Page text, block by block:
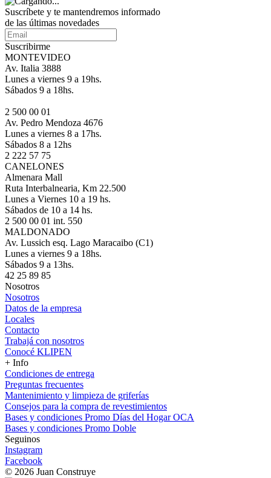
Suscríbete y te mantendremos informado
de las últimas novedades
Suscribirme
MONTEVIDEO
Av. Italia 3888
Lunes a viernes 9 a 19hs.
Sábados 9 a 18hs.
2 500 00 01
Av. Pedro Mendoza 4676
Lunes a viernes 8 a 17hs.
Sábados 8 a 12hs
2 222 57 75
CANELONES
Almenara Mall
Ruta Interbalnearia, Km 22.500
Lunes a Viernes 10 a 19 hs.
Sábados de 10 a 14 hs.
2 500 00 01 int. 550
MALDONADO
Av. Lussich esq. Lago Maracaibo (C1)
Lunes a viernes 9 a 18hs.
Sábados 9 a 13hs.
42 25 89 85
Nosotros
Nosotros
Datos de la empresa
Locales
Contacto
Trabajá con nosotros
Conocé KLIPEN
+ Info
Condiciones de entrega
Preguntas frecuentes
Mantenimiento y limpieza de griferías
Consejos para la compra de revestimientos
Bases y condiciones Promo Días del Hogar OCA
Bases y condiciones Promo Doble
Seguinos
Instagram
Facebook
© 2026 Juan Construye